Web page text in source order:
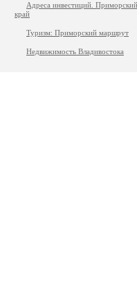
Адреса инвестиций. Приморский
край
Туризм: Приморский маршрут
Недвижимость Владивостока